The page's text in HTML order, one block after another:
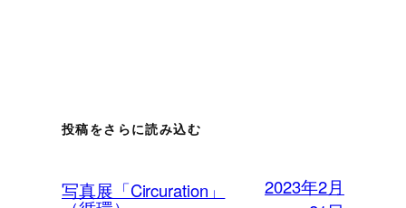
投稿をさらに読み込む
写真展「Circuration」
2023年2月